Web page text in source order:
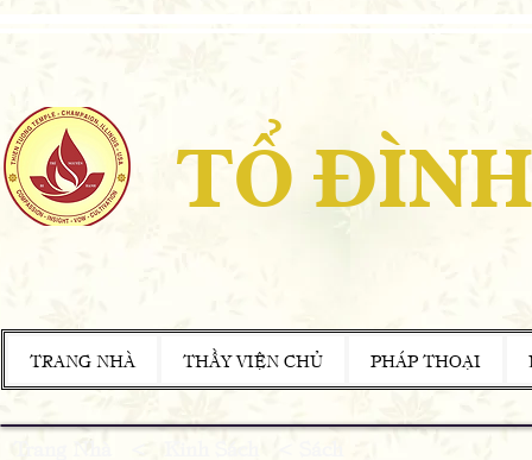
TỔ
TRANG NHÀ THẦY VIỆN CHỦ PHÁP THOẠI